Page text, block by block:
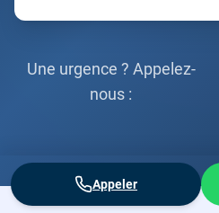
Une urgence ? Appelez-
nous :
Appeler